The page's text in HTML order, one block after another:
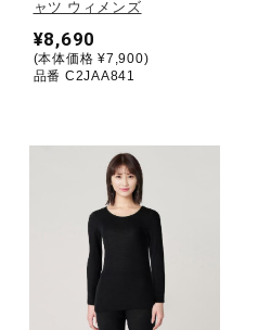
ャツ ウィメンズ
¥8,690
(本体価格 ¥7,900)
品番 C2JAA841